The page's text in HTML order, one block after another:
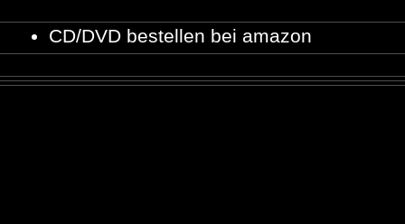
CD/DVD bestellen bei amazon